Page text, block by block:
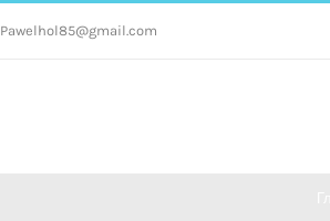
Pawelhol85@gmail.com